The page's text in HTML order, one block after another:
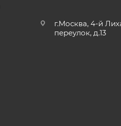
г.Москва, 4-й
переулок, д.13